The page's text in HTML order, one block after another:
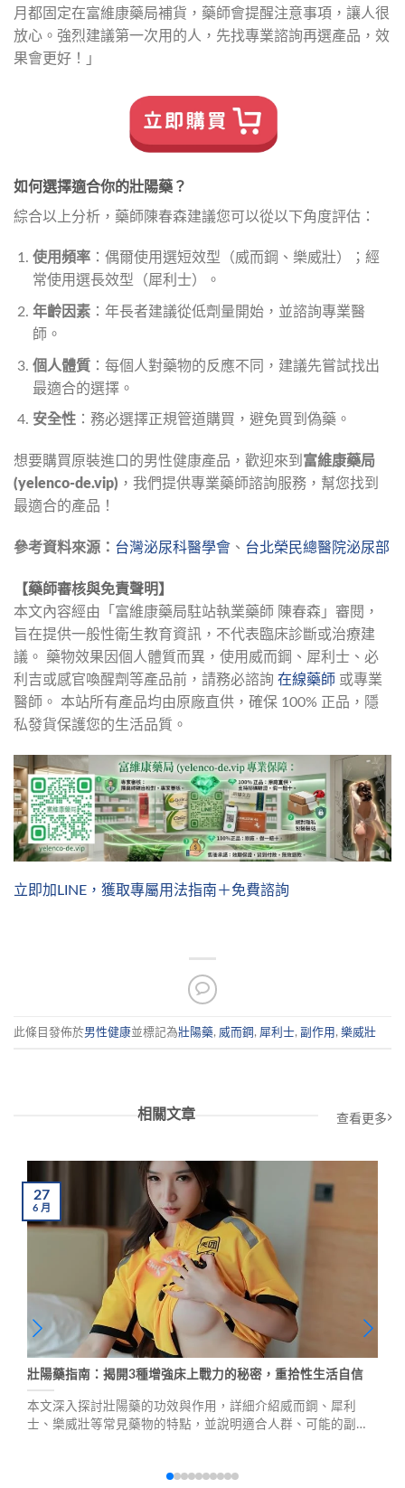
月都固定在富維康藥局補貨，藥師會提醒注意事項，讓人很
放心。強烈建議第一次用的人，先找專業諮詢再選產品，效
果會更好！」
如何選擇適合你的壯陽藥？
綜合以上分析，藥師陳春森建議您可以從以下角度評估：
使用頻率：偶爾使用選短效型（威而鋼、樂威壯）；經
常使用選長效型（犀利士）。
年齡因素：年長者建議從低劑量開始，並諮詢專業醫
師。
個人體質：每個人對藥物的反應不同，建議先嘗試找出
最適合的選擇。
安全性：務必選擇正規管道購買，避免買到偽藥。
想要購買原裝進口的男性健康產品，歡迎來到 富維康藥局
(yelenco-de.vip) ，我們提供專業藥師諮詢服務，幫您找到
最適合的產品！
參考資料來源： 台灣泌尿科醫學會 、 台北榮民總醫院泌尿部
【藥師審核與免責聲明】
本文內容經由「富維康藥局駐站執業藥師 陳春森」審閱，
旨在提供一般性衛生教育資訊，不代表臨床診斷或治療建
議。 藥物效果因個人體質而異，使用威而鋼、犀利士、必
利吉或感官喚醒劑等產品前，請務必諮詢 在線藥師 或專業
醫師。 本站所有產品均由原廠直供，確保 100% 正品，隱
私發貨保護您的生活品質。
立即加LINE，獲取專屬用法指南＋免費諮詢
此條目發佈於男性健康並標記為壯陽藥, 威而鋼 , 犀利士, 副作用 , 樂威壯
相關文章 查看更多
壯陽藥指南：揭開3種增強床上戰力的秘密，重拾性生活自信
本文深入探討壯陽藥的功效與作用，詳細介紹威而鋼、犀利
士、樂威壯等常見藥物的特點，並說明適合人群、可能的副作
27
6月